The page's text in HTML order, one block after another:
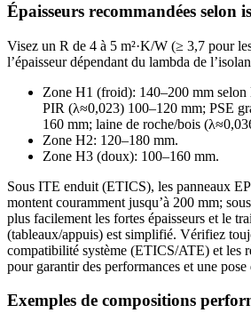
Épaisseurs recommandées selon
Visez un R de 4 à 5 m²·K/W (≥ 3,7 pour
l’épaisseur dépendant du lambda de
Zone H1 (froid): 140–200 mm selon
PIR (λ≈0,023) 100–120 mm; PSE
160 mm; laine de roche/bois
Zone H2: 120–180 mm.
Zone H3 (doux): 100–160 mm.
Sous ITE enduit (ETICS), les panneaux
montent couramment jusqu’à 200 mm;
plus facilement les fortes épaisseurs et le
(tableaux/appuis) est simplifié. Vérifiez
compatibilité système (ETICS/ATE) et les
pour garantir des performances et une pose
Exemples de compositions